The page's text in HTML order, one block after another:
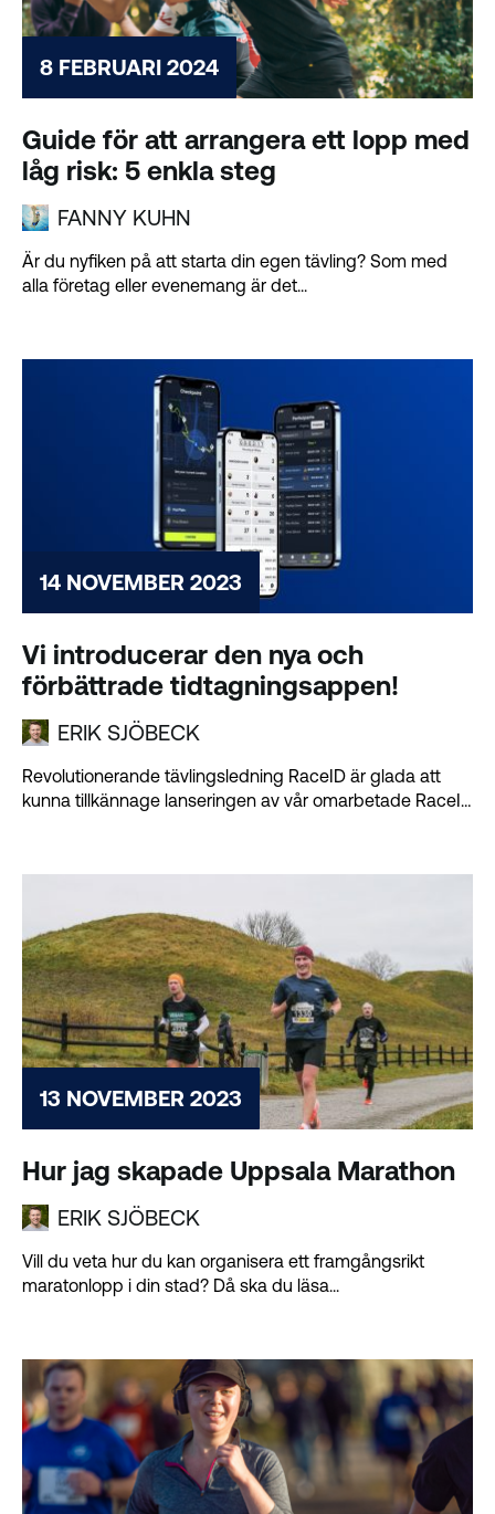
8 FEBRUARI 2024
Guide för att arrangera ett lopp med
låg risk: 5 enkla steg
FANNY KUHN
Är du nyfiken på att starta din egen tävling? Som med
alla företag eller evenemang är det...
14 NOVEMBER 2023
Vi introducerar den nya och
förbättrade tidtagningsappen!
ERIK SJÖBECK
Revolutionerande tävlingsledning RaceID är glada att
kunna tillkännage lanseringen av vår omarbetade RaceID
13 NOVEMBER 2023
Hur jag skapade Uppsala Marathon
ERIK SJÖBECK
Vill du veta hur du kan organisera ett framgångsrikt
maratonlopp i din stad? Då ska du läsa...